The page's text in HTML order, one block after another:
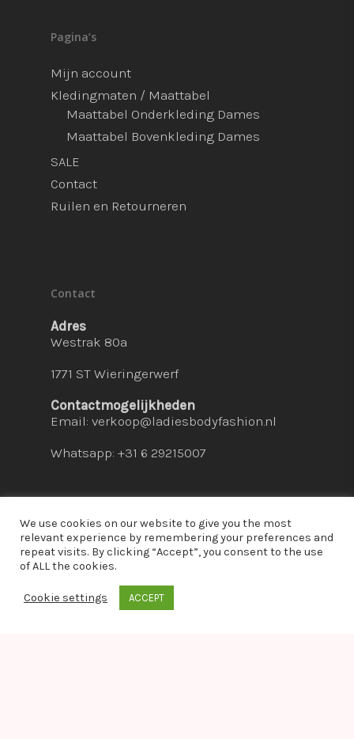
Pagina’s
Mijn account
Kledingmaten / Maattabel
Maattabel Onderkleding Dames
Maattabel Bovenkleding Dames
SALE
Contact
Ruilen en Retourneren
Contact
Adres
Westrak 80a
1771 ST Wieringerwerf
Contactmogelijkheden
Email: verkoop@ladiesbodyfashion.nl
Whatsapp: +31 6 29215007
© 2026 Ladies Bodyfashion. hosted by:
We use cookies on our website to give you the most
relevant experience by remembering your preferences and
repeat visits. By clicking “Accept”, you consent to the use
of ALL the cookies.
Cookie settings ACCEPT